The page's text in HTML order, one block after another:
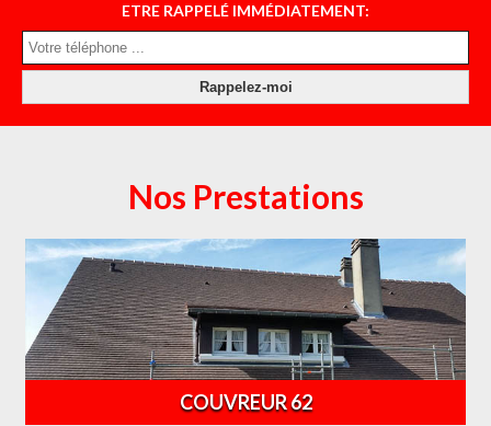
ETRE RAPPELÉ IMMÉDIATEMENT:
Nos Prestations
COUVREUR 62